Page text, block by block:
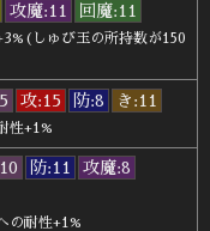
攻魔:11 回魔:11
しゅび玉の所持数が150
攻:15 防:8 き:11
性+1%
防:11
攻魔:8
の耐性+1%